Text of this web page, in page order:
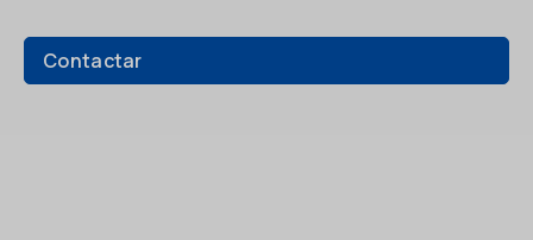
Contactar